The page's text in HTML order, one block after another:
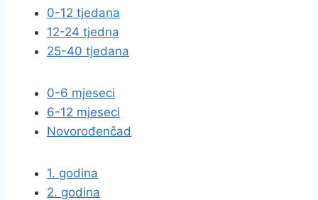
0-12 tjedana
12-24 tjedna
25-40 tjedana
0-6 mjeseci
6-12 mjeseci
Novorođenčad
1. godina
2. godina